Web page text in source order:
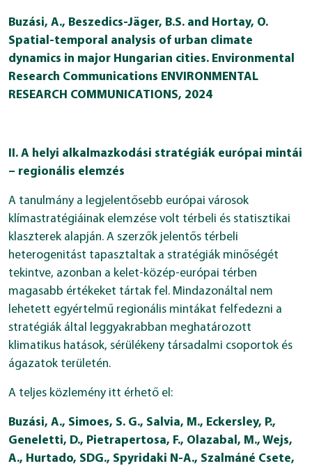
Buzási, A., Beszedics-Jäger, B.S. and Hortay, O.
Spatial-temporal analysis of urban climate
dynamics in major Hungarian cities. Environmental
Research Communications ENVIRONMENTAL
RESEARCH COMMUNICATIONS, 2024
II. A helyi alkalmazkodási stratégiák európai mintái
– regionális elemzés
A tanulmány a legjelentősebb európai városok
klímastratégiáinak elemzése volt térbeli és statisztikai
klaszterek alapján. A szerzők jelentős térbeli
heterogenitást tapasztaltak a stratégiák minőségét
tekintve, azonban a kelet-közép-európai térben
magasabb értékeket tártak fel. Mindazonáltal nem
lehetett egyértelmű regionális mintákat felfedezni a
stratégiák által leggyakrabban meghatározott
klimatikus hatások, sérülékeny társadalmi csoportok és
ágazatok területén.
A teljes közlemény itt érhető el:
Buzási, A., Simoes, S. G., Salvia, M., Eckersley, P.,
Geneletti, D., Pietrapertosa, F., Olazabal, M., Wejs,
A., Hurtado, SDG., Spyridaki N-A., Szalmáné Csete,